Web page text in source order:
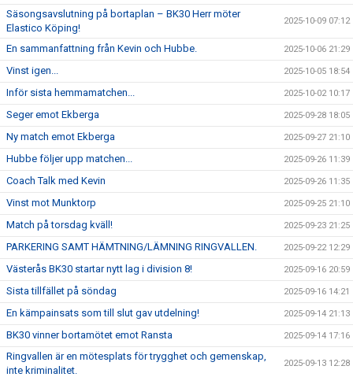
Säsongsavslutning på bortaplan – BK30 Herr möter
Elastico Köping!
2025-10-09 07:12
En sammanfattning från Kevin och Hubbe. 2025-10-06 21:29
Vinst igen... 2025-10-05 18:54
Inför sista hemmamatchen... 2025-10-02 10:17
Seger emot Ekberga 2025-09-28 18:05
Ny match emot Ekberga 2025-09-27 21:10
Hubbe följer upp matchen... 2025-09-26 11:39
Coach Talk med Kevin 2025-09-26 11:35
Vinst mot Munktorp 2025-09-25 21:10
Match på torsdag kväll! 2025-09-23 21:25
PARKERING SAMT HÄMTNING/LÄMNING RINGVALLEN. 2025-09-22 12:29
Västerås BK30 startar nytt lag i division 8! 2025-09-16 20:59
Sista tillfället på söndag 2025-09-16 14:21
En kämpainsats som till slut gav utdelning! 2025-09-14 21:13
BK30 vinner bortamötet emot Ransta 2025-09-14 17:16
Ringvallen är en mötesplats för trygghet och gemenskap,
inte kriminalitet.
2025-09-13 12:28